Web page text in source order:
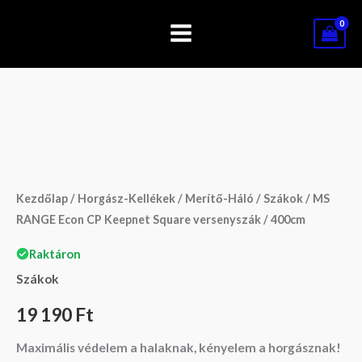
Kezdőlap/ Horgász-Kellékek/ Merítő-Háló /Szákok/ MS
RANGE Econ CP Keepnet Square versenyszák / 400cm
Raktáron
Szákok
19 190 Ft
Maximális védelem a halaknak, kényelem a horgásznak!
CP
Keepnet
versenyszák
/
400cm